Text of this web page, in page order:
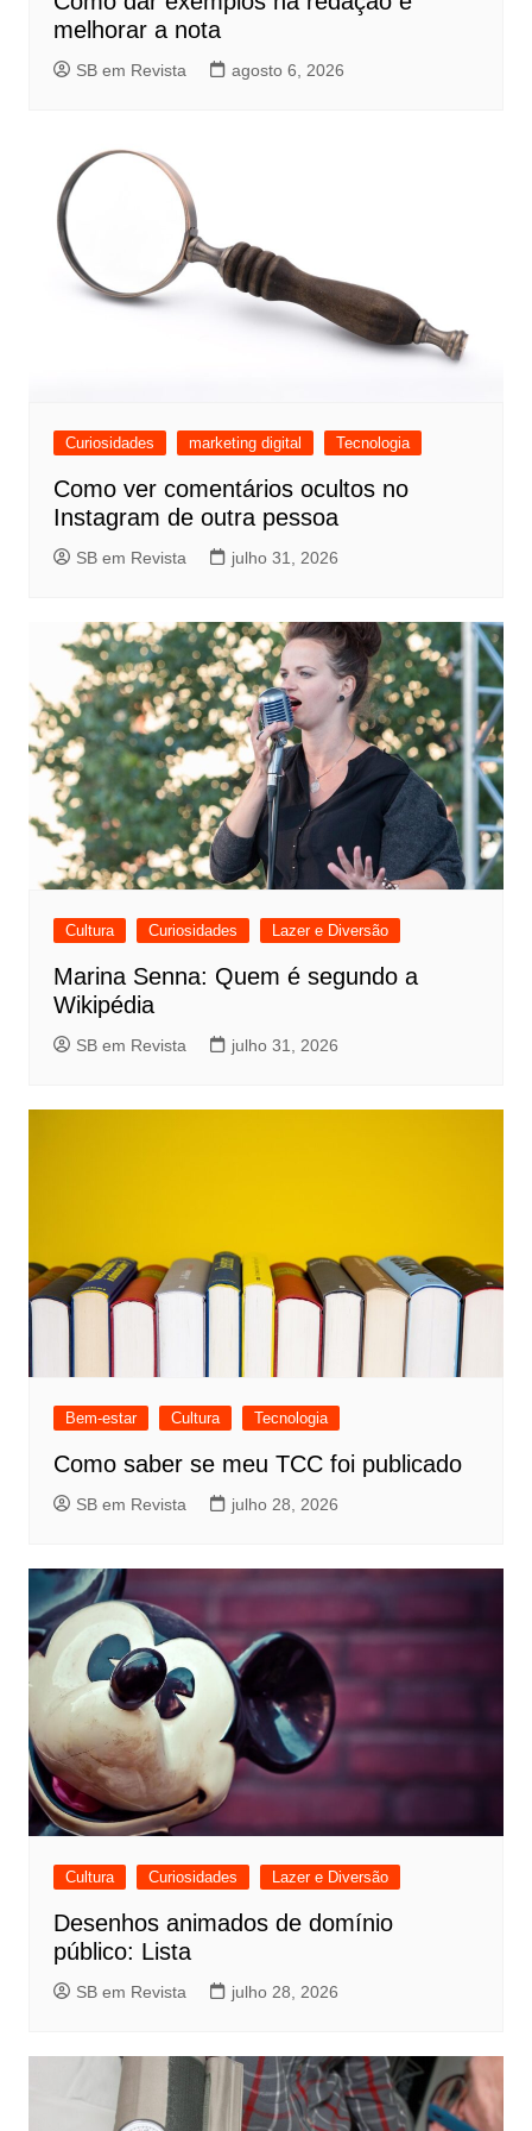
melhorar a nota
SB em Revista agosto 6, 2026
Curiosidades marketing digital Tecnologia
Como ver comentários ocultos no
Instagram de outra pessoa
SB em Revista julho 31, 2026
Cultura Curiosidades Lazer e Diversão
Marina Senna: Quem é segundo a
Wikipédia
SB em Revista julho 31, 2026
Bem-estar Cultura Tecnologia
Como saber se meu TCC foi publicado
SB em Revista julho 28, 2026
Cultura Curiosidades Lazer e Diversão
Desenhos animados de domínio
público: Lista
SB em Revista julho 28, 2026